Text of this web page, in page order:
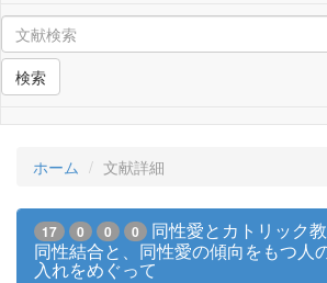
検索
ホーム 文献詳細
17 0 0 0
同性愛とカトリック
同性結合と、同性愛の傾向をもつ人
入れをめぐって